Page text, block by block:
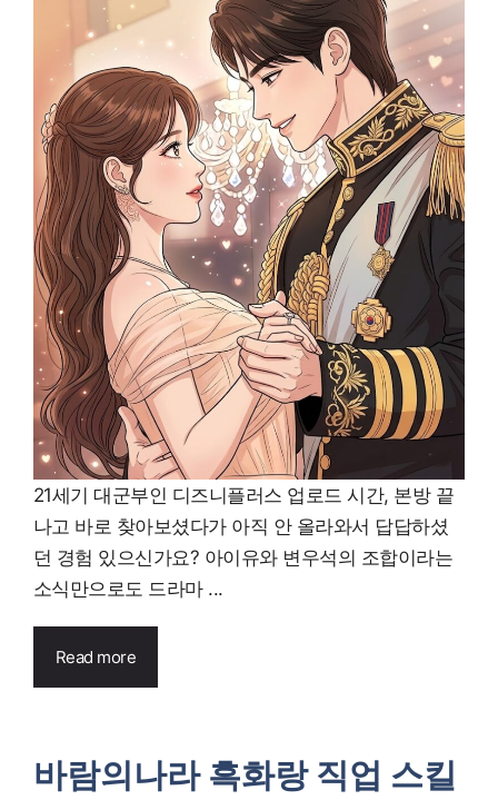
21세기 대군부인 디즈니플러스 업로드 시간, 본방 끝
나고 바로 찾아보셨다가 아직 안 올라와서 답답하셨
던 경험 있으신가요? 아이유와 변우석의 조합이라는
소식만으로도 드라마 ...
Read more
바람의나라 흑화랑 직업 스킬